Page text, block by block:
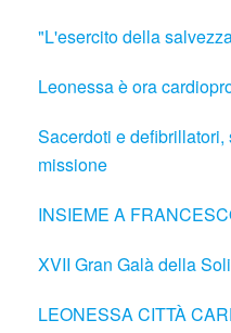
"L'esercito della
Leonessa è ora
Sacerdoti e
missione
INSIEME A
XVII Gran Galà della
LEONESSA CITTÀ